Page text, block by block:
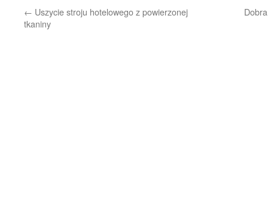
← Uszycie stroju hotelowego z powierzonej
tkaniny